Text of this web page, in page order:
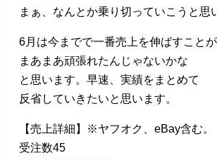
まぁ、なんとか乗り切っていこうと思
6月は今までで一番売上を伸ばすことが
まあまあ頑張れたんじゃないかな
と思います。早速、実績をまとめて
反省していきたいと思います。
【売上詳細】※ヤフオク、eBay含む。
受注数45